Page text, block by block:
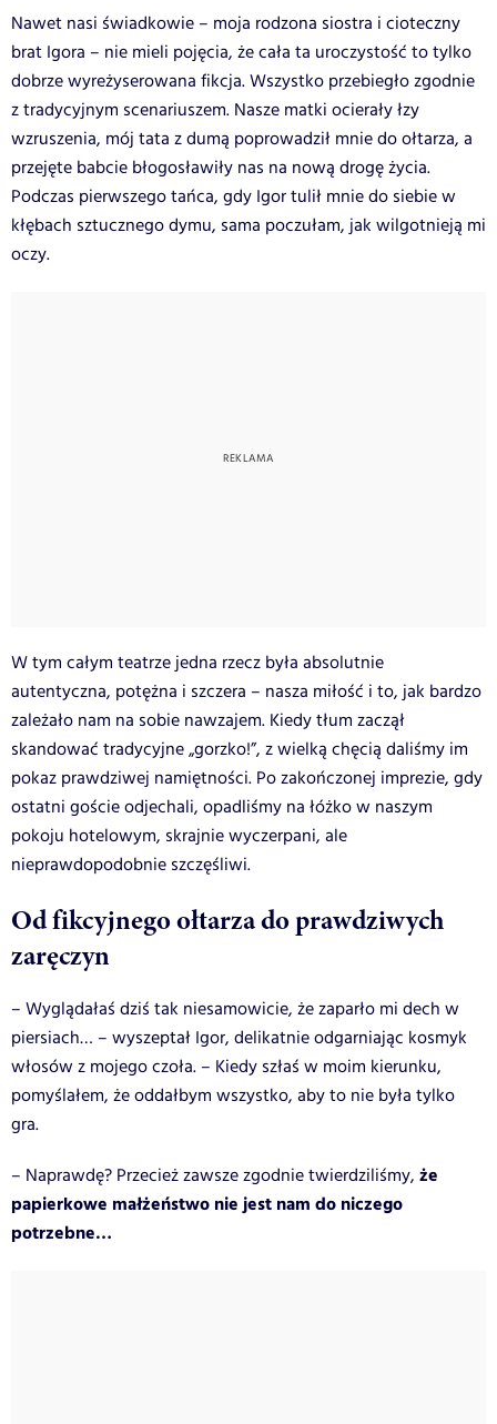
Nawet nasi świadkowie – moja rodzona siostra i cioteczny
brat Igora – nie mieli pojęcia, że cała ta uroczystość to tylko
dobrze wyreżyserowana fikcja. Wszystko przebiegło zgodnie
z tradycyjnym scenariuszem. Nasze matki ocierały łzy
wzruszenia, mój tata z dumą poprowadził mnie do ołtarza, a
przejęte babcie błogosławiły nas na nową drogę życia.
Podczas pierwszego tańca, gdy Igor tulił mnie do siebie w
kłębach sztucznego dymu, sama poczułam, jak wilgotnieją mi
oczy.
W tym całym teatrze jedna rzecz była absolutnie
autentyczna, potężna i szczera – nasza miłość i to, jak bardzo
zależało nam na sobie nawzajem. Kiedy tłum zaczął
skandować tradycyjne „gorzko!”, z wielką chęcią daliśmy im
pokaz prawdziwej namiętności. Po zakończonej imprezie, gdy
ostatni goście odjechali, opadliśmy na łóżko w naszym
pokoju hotelowym, skrajnie wyczerpani, ale
nieprawdopodobnie szczęśliwi.
Od fikcyjnego ołtarza do prawdziwych
zaręczyn
– Wyglądałaś dziś tak niesamowicie, że zaparło mi dech w
piersiach… – wyszeptał Igor, delikatnie odgarniając kosmyk
włosów z mojego czoła. – Kiedy szłaś w moim kierunku,
pomyślałem, że oddałbym wszystko, aby to nie była tylko
gra.
– Naprawdę? Przecież zawsze zgodnie twierdziliśmy, że
papierkowe małżeństwo nie jest nam do niczego
potrzebne…